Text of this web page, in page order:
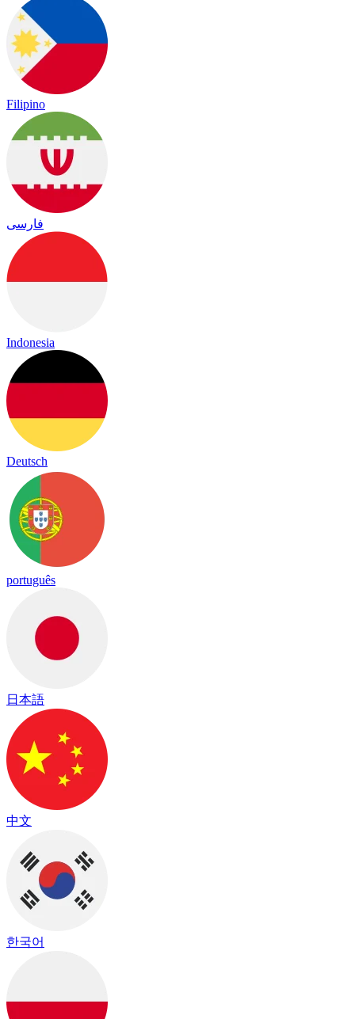
Filipino
فارسی
Indonesia
Deutsch
português
日本語
中文
한국어